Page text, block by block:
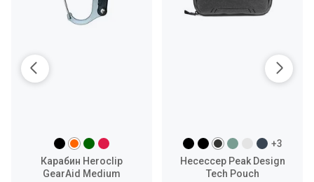
Карабин Heroclip
GearAid Medium
+3
Несессер Peak Design
Tech Pouch